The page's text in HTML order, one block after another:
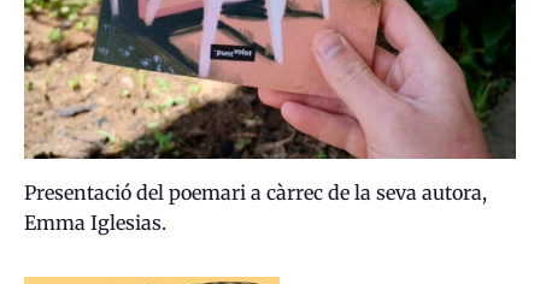
Presentació del poemari a càrrec de la seva autora,
Emma Iglesias.